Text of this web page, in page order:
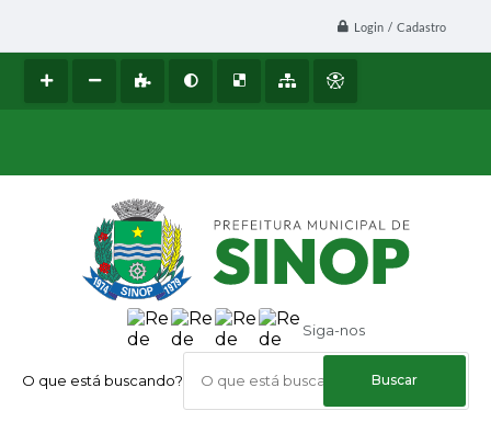
Login / Cadastro
Siga-nos
O que está buscando?